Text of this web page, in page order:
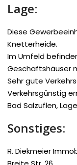
Lage:
Diese
Knetterheide.
Im Umfeld
Geschäftshäuser
Sehr gute
Verkehrsgünstig
Bad Salzuflen,
Sonstiges:
R. Diekmeier